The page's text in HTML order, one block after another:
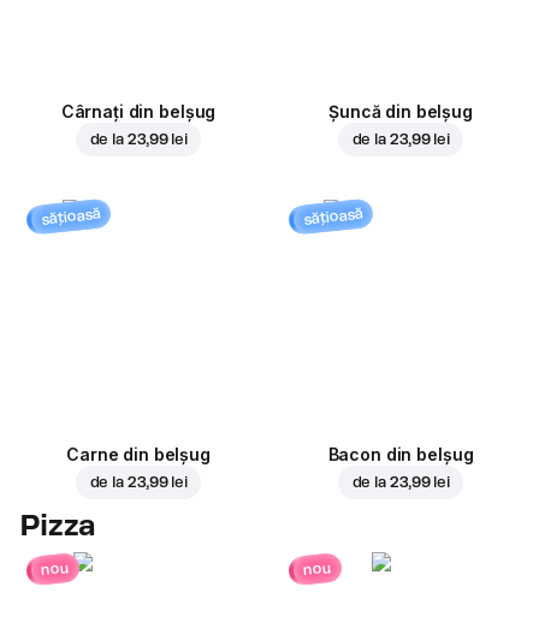
Cârnați din belșug
de la 23,99 lei
Șuncă din belșug
de la 23,99 lei
sățioasă
Carne din belșug
de la 23,99 lei
sățioasă
Bacon din belșug
de la 23,99 lei
Pizza
nou nou